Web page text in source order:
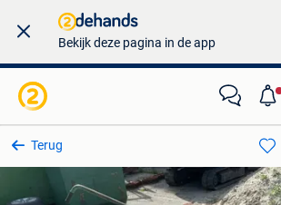
Bekijk deze pagina in de app
Terug